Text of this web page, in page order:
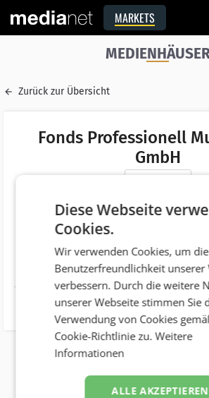
MARKETS
Zurück zur Übersicht
Fonds Professionell
GmbH
Adresse
Landstraßer Hauptstraße
Telefonnummer
+43 (1) 8155484-0
Website http://
Diese Webseite
Cookies.
Wir verwenden Cookies, um die
Benutzerfreundlichkeit unserer
verbessern. Durch die weitere
unserer Webseite stimmen Sie
Verwendung von Cookies
Cookie-Richtlinie zu.Weitere
Informationen
ALLE AKZEPTIEREN